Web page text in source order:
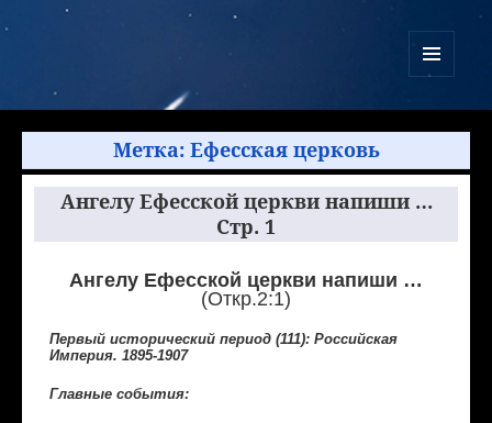
Метка: Ефесская церковь
Ангелу Ефесской церкви напиши …
Стр. 1
Ангелу Ефесской церкви напиши …
(Откр.2:1)
Первый исторический период (111): Российская
Империя. 1895-1907
Главные события: